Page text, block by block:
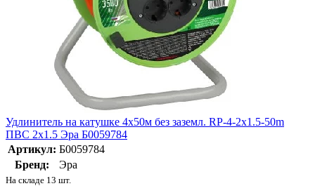
Удлинитель на катушке 4х50м без заземл. RP-4-2x1.5-50m
ПВС 2х1.5 Эра Б0059784
Артикул: Б0059784
Бренд:
Эра
На складе 13 шт.